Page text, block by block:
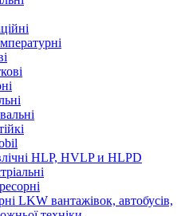
HLP, HVLP и HLPD
LKW вантажівок, автобусів,